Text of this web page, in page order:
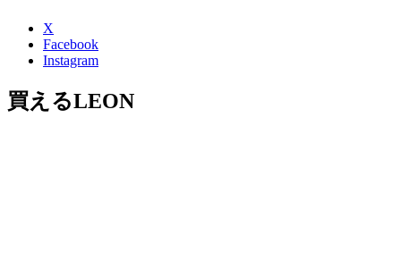
X
Facebook
Instagram
買えるLEON